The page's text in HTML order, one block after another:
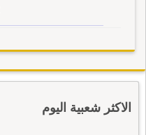
الاكثر شعبية اليوم